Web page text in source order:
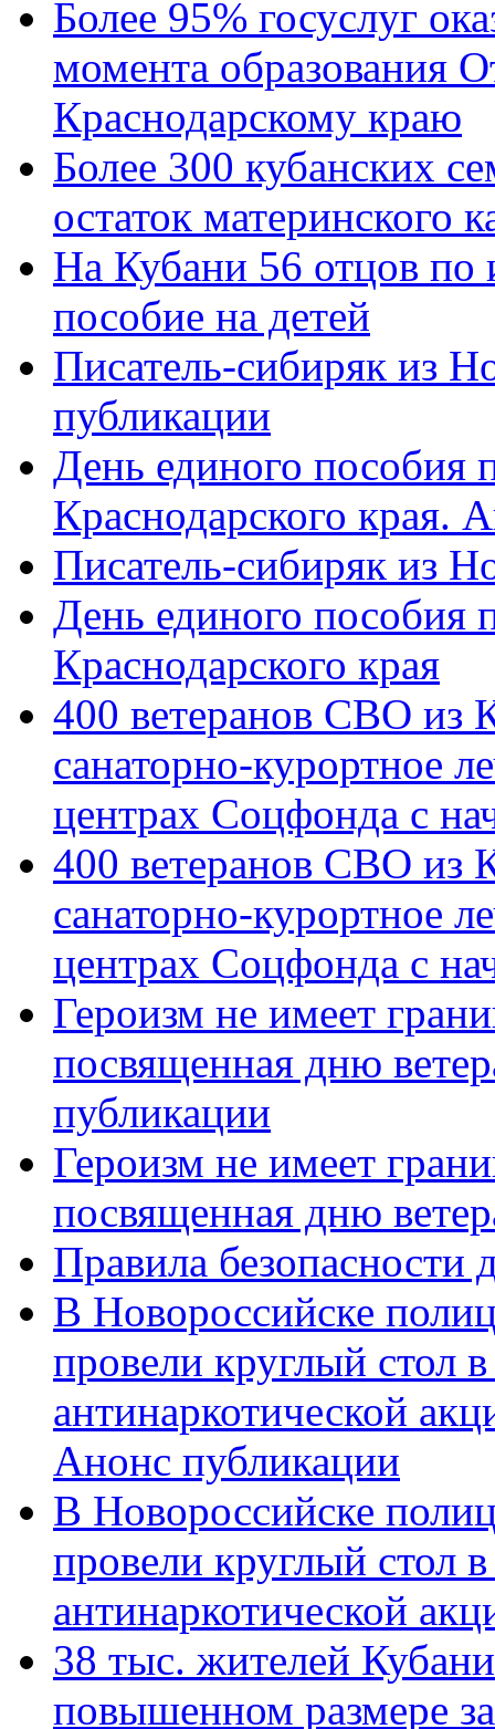
Более 95% госуслуг
момента образования
Краснодарскому краю
Более 300 кубанских
остаток материнского
На Кубани 56 отцов по
пособие на детей
Писатель-сибиряк из
публикации
День единого пособия
Краснодарского края.
Писатель-сибиряк из
День единого пособия
Краснодарского края
400 ветеранов СВО из
санаторно-курортное
центрах Соцфонда с
400 ветеранов СВО из
санаторно-курортное
центрах Соцфонда с
Героизм не имеет
посвященная дню
публикации
Героизм не имеет
посвященная дню
Правила безопасности
В Новороссийске
провели круглый стол
антинаркотической
Анонс публикации
В Новороссийске
провели круглый стол
антинаркотической
38 тыс. жителей
повышенном размере